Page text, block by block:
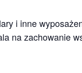
i inne
na zachowanie